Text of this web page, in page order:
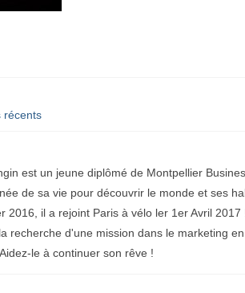
récents
est un jeune diplômé de Montpellier
de sa vie pour découvrir le monde et ses
2016, il a rejoint Paris à vélo ler 1er Avril
recherche d'une mission dans le marketing
le à continuer son rêve !